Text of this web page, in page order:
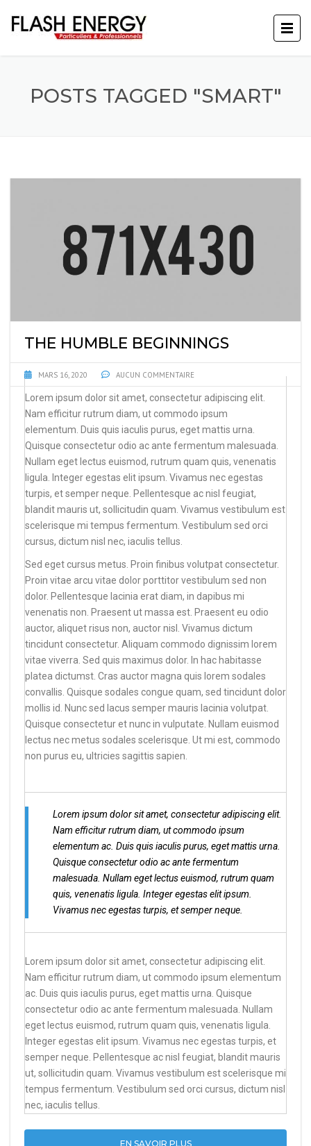
POSTS TAGGED "SMART"
THE HUMBLE BEGINNINGS
MARS 16, 2020 AUCUN COMMENTAIRE
Lorem ipsum dolor sit amet, consectetur adipiscing elit.
Nam efficitur rutrum diam, ut commodo ipsum
elementum. Duis quis iaculis purus, eget mattis urna.
Quisque consectetur odio ac ante fermentum malesuada.
Nullam eget lectus euismod, rutrum quam quis, venenatis
ligula. Integer egestas elit ipsum. Vivamus nec egestas
turpis, et semper neque. Pellentesque ac nisl feugiat,
blandit mauris ut, sollicitudin quam. Vivamus vestibulum est
scelerisque mi tempus fermentum. Vestibulum sed orci
cursus, dictum nisl nec, iaculis tellus.
Sed eget cursus metus. Proin finibus volutpat consectetur.
Proin vitae arcu vitae dolor porttitor vestibulum sed non
dolor. Pellentesque lacinia erat diam, in dapibus mi
venenatis non. Praesent ut massa est. Praesent eu odio
auctor, aliquet risus non, auctor nisl. Vivamus dictum
tincidunt consectetur. Aliquam commodo dignissim lorem
vitae viverra. Sed quis maximus dolor. In hac habitasse
platea dictumst. Cras auctor magna quis lorem sodales
convallis. Quisque sodales congue quam, sed tincidunt dolor
mollis id. Nunc sed lacus semper mauris lacinia volutpat.
Quisque consectetur et nunc in vulputate. Nullam euismod
lectus nec metus sodales scelerisque. Ut mi est, commodo
non purus eu, ultricies sagittis sapien.
Lorem ipsum dolor sit amet, consectetur adipiscing elit.
Nam efficitur rutrum diam, ut commodo ipsum
elementum ac. Duis quis iaculis purus, eget mattis urna.
Quisque consectetur odio ac ante fermentum
malesuada. Nullam eget lectus euismod, rutrum quam
quis, venenatis ligula. Integer egestas elit ipsum.
Vivamus nec egestas turpis, et semper neque.
Lorem ipsum dolor sit amet, consectetur adipiscing elit.
Nam efficitur rutrum diam, ut commodo ipsum elementum
ac. Duis quis iaculis purus, eget mattis urna. Quisque
consectetur odio ac ante fermentum malesuada. Nullam
eget lectus euismod, rutrum quam quis, venenatis ligula.
Integer egestas elit ipsum. Vivamus nec egestas turpis, et
semper neque. Pellentesque ac nisl feugiat, blandit mauris
ut, sollicitudin quam. Vivamus vestibulum est scelerisque mi
tempus fermentum. Vestibulum sed orci cursus, dictum nisl
nec, iaculis tellus.
EN SAVOIR PLUS